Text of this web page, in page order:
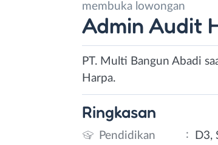
membuka lowongan
Admin Audit
PT. Multi Bangun Abadi
Harpa.
Ringkasan
Pendidikan :
D3,